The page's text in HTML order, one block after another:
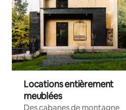
Locations entièrement
meublées